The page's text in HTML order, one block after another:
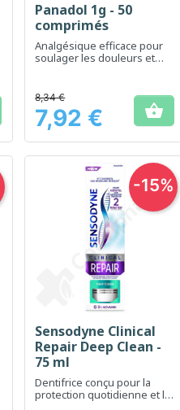
Aperçu rapide
Panadol 1g - 50
comprimés
Analgésique efficace pour
soulager les douleurs et
Prix
8,34 €
7,92 € 
Aperçu rapide
Sensodyne Clinical
Repair Deep Clean -
75 ml
Dentifrice conçu pour la
protection quotidienne et la
-15%